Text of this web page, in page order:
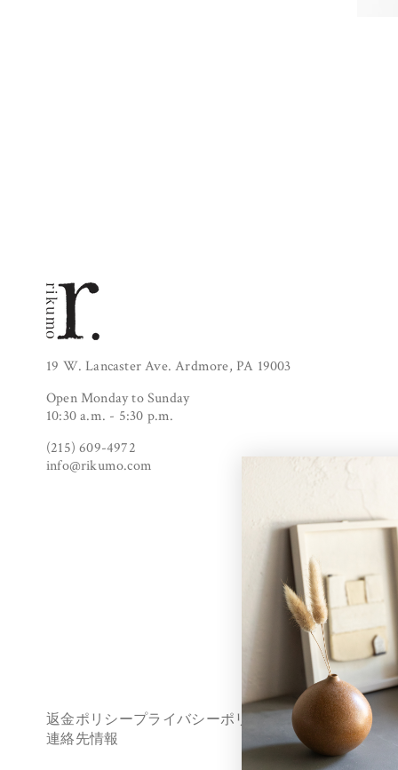
19 W. Lancaster Ave. Ardmore, PA 19003
Open Monday to Sunday
10:30 a.m. - 5:30 p.m.
(215) 609-4972
info@rikumo.com
返金ポリシープライバシーポリシー 利用規約配送ポリ
連絡先情報